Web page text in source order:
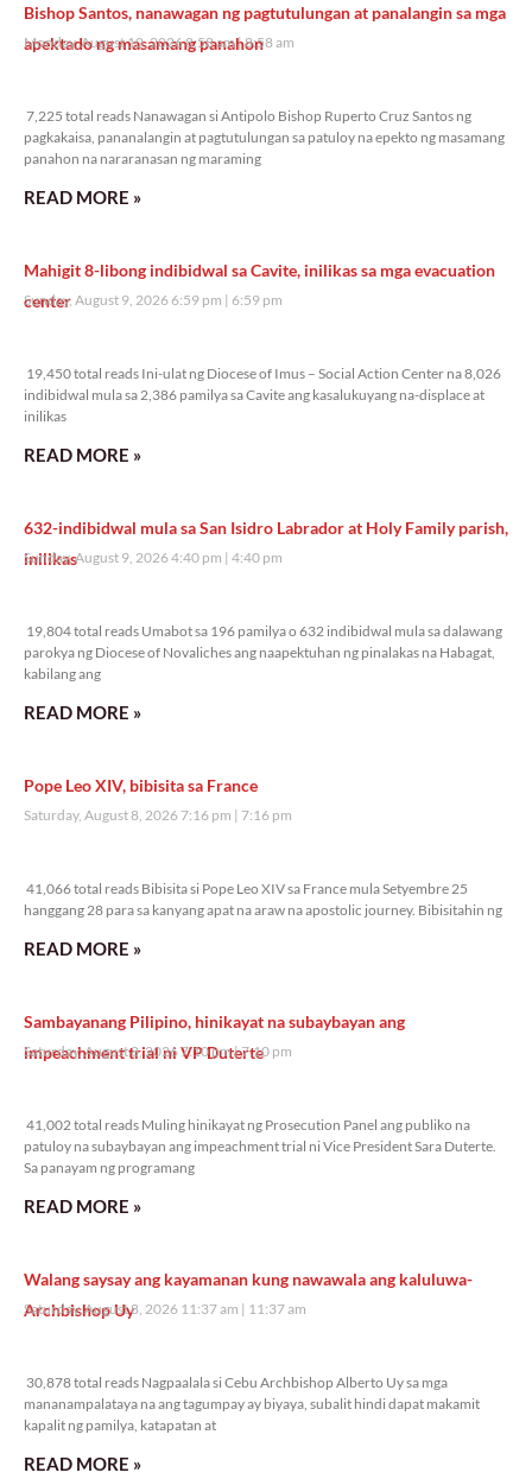
Bishop Santos, nanawagan ng pagtutulungan at panalangin sa mga
apektado ng masamang panahon
Monday, August 10, 2026 8:58 am 8:58 am
7,225 total reads Nanawagan si Antipolo Bishop Ruperto Cruz Santos ng
pagkakaisa, pananalangin at pagtutulungan sa patuloy na epekto ng masamang
panahon na nararanasan ng maraming
READ MORE »
Mahigit 8-libong indibidwal sa Cavite, inilikas sa mga evacuation
center
Sunday, August 9, 2026 6:59 pm 6:59 pm
19,450 total reads Ini-ulat ng Diocese of Imus – Social Action Center na 8,026
indibidwal mula sa 2,386 pamilya sa Cavite ang kasalukuyang na-displace at
inilikas
READ MORE »
632-indibidwal mula sa San Isidro Labrador at Holy Family parish,
inilikas
Sunday, August 9, 2026 4:40 pm 4:40 pm
19,804 total reads Umabot sa 196 pamilya o 632 indibidwal mula sa dalawang
parokya ng Diocese of Novaliches ang naapektuhan ng pinalakas na Habagat,
kabilang ang
READ MORE »
Pope Leo XIV, bibisita sa France
Saturday, August 8, 2026 7:16 pm 7:16 pm
41,066 total reads Bibisita si Pope Leo XIV sa France mula Setyembre 25
hanggang 28 para sa kanyang apat na araw na apostolic journey. Bibisitahin ng
READ MORE »
Sambayanang Pilipino, hinikayat na subaybayan ang
impeachment trial ni VP Duterte
Saturday, August 8, 2026 7:10 pm 7:10 pm
41,002 total reads Muling hinikayat ng Prosecution Panel ang publiko na
patuloy na subaybayan ang impeachment trial ni Vice President Sara Duterte.
Sa panayam ng programang
READ MORE »
Walang saysay ang kayamanan kung nawawala ang kaluluwa-
Archbishop Uy
Saturday, August 8, 2026 11:37 am 11:37 am
30,878 total reads Nagpaalala si Cebu Archbishop Alberto Uy sa mga
mananampalataya na ang tagumpay ay biyaya, subalit hindi dapat makamit
kapalit ng pamilya, katapatan at
READ MORE »